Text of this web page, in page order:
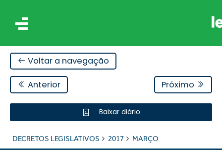
Voltar a navegação
Anterior Próximo
Baixar diário
DECRETOS LEGISLATIVOS 2017 MARÇO